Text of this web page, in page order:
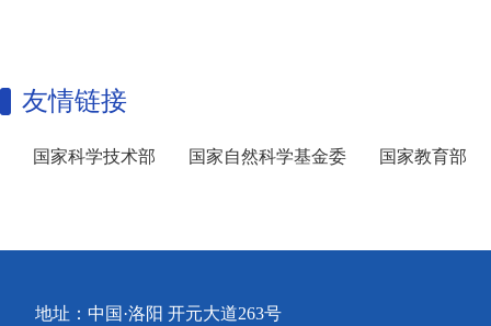
友情链接
国家科学技术部 国家自然科学基金委 国家教育部
地址：中国·洛阳 开元大道263号